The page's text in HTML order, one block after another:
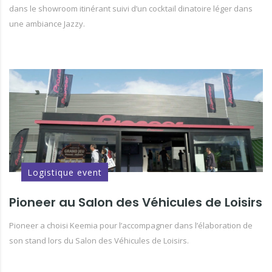
dans le showroom itinérant suivi d’un cocktail dinatoire léger dans
une ambiance Jazzy.
Logistique event
Pioneer au Salon des Véhicules de Loisirs
Pioneer a choisi Keemia pour l’accompagner dans l’élaboration de
son stand lors du Salon des Véhicules de Loisirs.